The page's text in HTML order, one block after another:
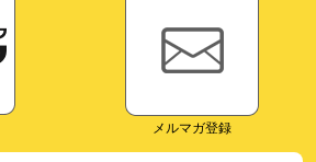
メルマガ登録